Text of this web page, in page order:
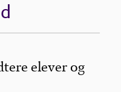
elever og